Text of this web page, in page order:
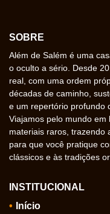
SOBRE
Além de Salém é uma
o oculto a sério. Desde
real, com uma ordem
décadas de caminho,
e um repertório profundo
Viajamos pelo mundo
materiais raros, trazendo
para que você pratique
clássicos e às tradições
INSTITUCIONAL
Início